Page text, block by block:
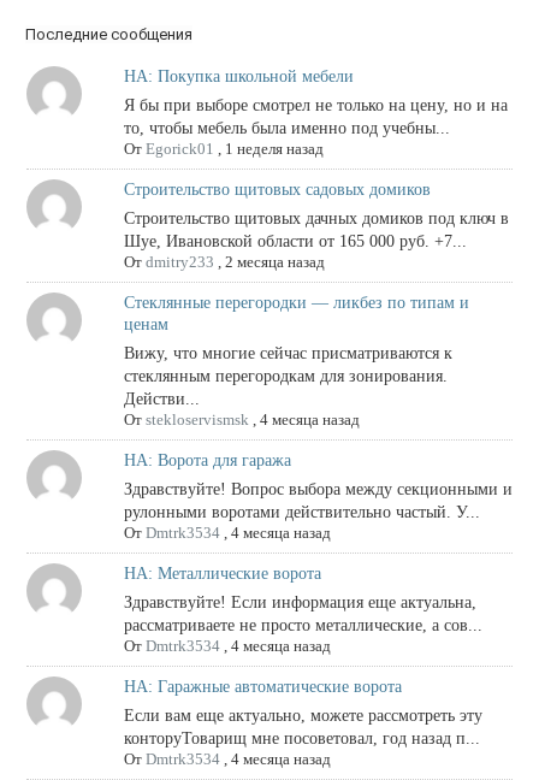
Последние сообщения
НА: Покупка школьной мебели
Я бы при выборе смотрел не только на цену, но и на
то, чтобы мебель была именно под учебны...
От Egorick01 , 1 неделя назад
Строительство щитовых садовых домиков
Строительство щитовых дачных домиков под ключ в
Шуе, Ивановской области от 165 000 руб. +7...
От dmitry233 , 2 месяца назад
Стеклянные перегородки — ликбез по типам и
ценам
Вижу, что многие сейчас присматриваются к
стеклянным перегородкам для зонирования.
Действи...
От stekloservismsk, 4 месяца назад
НА: Ворота для гаража
Здравствуйте! Вопрос выбора между секционными и
рулонными воротами действительно частый. У...
От Dmtrk3534, 4 месяца назад
НА: Металлические ворота
Здравствуйте! Если информация еще актуальна,
рассматриваете не просто металлические, а сов...
От Dmtrk3534, 4 месяца назад
НА: Гаражные автоматические ворота
Если вам еще актуально, можете рассмотреть эту
конторуТоварищ мне посоветовал, год назад п...
От Dmtrk3534, 4 месяца назад